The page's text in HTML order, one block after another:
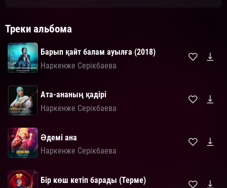
Треки альбома
Барып қайт балам ауылға (2018)
Наркенже Серікбаева
Ата-ананың қадірі
Наркенже Серікбаева
Әдемі ана
Наркенже Серікбаева
Бір көш кетіп барады (Терме)